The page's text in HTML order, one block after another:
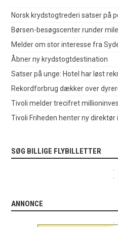
Norsk krydstogtrederi satser på
Børsen-besøgscenter runder
Melder om stor interesse fra
Åbner ny krydstogtdestination
Satser på unge: Hotel har løst
Rekordforbrug dækker over
Tivoli melder trecifret
Tivoli Friheden henter ny direktør
SØG BILLIGE FLYBILLETTER
ANNONCE